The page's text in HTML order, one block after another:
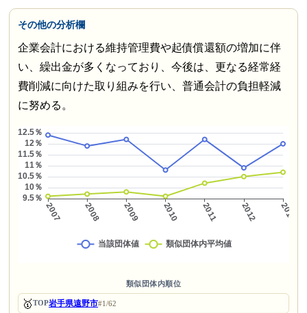
その他の分析欄
企業会計における維持管理費や起債償還額の増加に伴
い、繰出金が多くなっており、今後は、更なる経常経
費削減に向けた取り組みを行い、普通会計の負担軽減
に努める。
類似団体内順位
🥇TOP岩手県遠野市#1/62